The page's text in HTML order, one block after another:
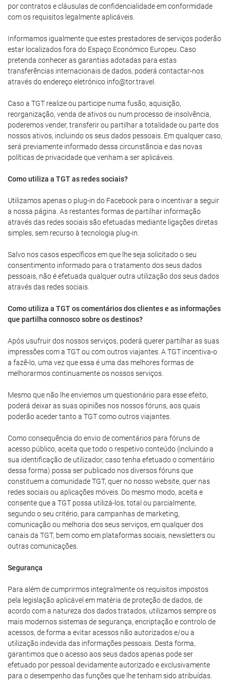
por contratos e cláusulas de confidencialidade em conformidade
com os requisitos legalmente aplicáveis.
Informamos igualmente que estes prestadores de serviços poderão
estar localizados fora do Espaço Económico Europeu. Caso
pretenda conhecer as garantias adotadas para estas
transferências internacionais de dados, poderá contactar-nos
através do endereço eletrónico info@tor.travel.
Caso a TGT realize ou participe numa fusão, aquisição,
reorganização, venda de ativos ou num processo de insolvência,
poderemos vender, transferir ou partilhar a totalidade ou parte dos
nossos ativos, incluindo os seus dados pessoais. Em qualquer caso,
será previamente informado dessa circunstância e das novas
políticas de privacidade que venham a ser aplicáveis.
Como utiliza a TGT as redes sociais?
Utilizamos apenas o plug-in do Facebook para o incentivar a seguir
a nossa página. As restantes formas de partilhar informação
através das redes sociais são efetuadas mediante ligações diretas
simples, sem recurso à tecnologia plug-in.
Salvo nos casos específicos em que lhe seja solicitado o seu
consentimento informado para o tratamento dos seus dados
pessoais, não é efetuada qualquer outra utilização dos seus dados
através das redes sociais.
Como utiliza a TGT os comentários dos clientes e as informações
que partilha connosco sobre os destinos?
Após usufruir dos nossos serviços, poderá querer partilhar as suas
impressões com a TGT ou com outros viajantes. A TGT incentiva-o
a fazê-lo, uma vez que essa é uma das melhores formas de
melhorarmos continuamente os nossos serviços.
Mesmo que não lhe enviemos um questionário para esse efeito,
poderá deixar as suas opiniões nos nossos fóruns, aos quais
poderão aceder tanto a TGT como outros viajantes.
Como consequência do envio de comentários para fóruns de
acesso público, aceita que todo o respetivo conteúdo (incluindo a
sua identificação de utilizador, caso tenha efetuado o comentário
dessa forma) possa ser publicado nos diversos fóruns que
constituem a comunidade TGT, quer no nosso website, quer nas
redes sociais ou aplicações móveis. Do mesmo modo, aceita e
consente que a TGT possa utilizá-los, total ou parcialmente,
segundo o seu critério, para campanhas de marketing,
comunicação ou melhoria dos seus serviços, em qualquer dos
canais da TGT, bem como em plataformas sociais, newsletters ou
outras comunicações.
Segurança
Para além de cumprirmos integralmente os requisitos impostos
pela legislação aplicável em matéria de proteção de dados, de
acordo com a natureza dos dados tratados, utilizamos sempre os
mais modernos sistemas de segurança, encriptação e controlo de
acessos, de forma a evitar acessos não autorizados e/ou a
utilização indevida das informações pessoais. Desta forma,
garantimos que o acesso aos seus dados apenas pode ser
efetuado por pessoal devidamente autorizado e exclusivamente
para o desempenho das funções que lhe tenham sido atribuídas.